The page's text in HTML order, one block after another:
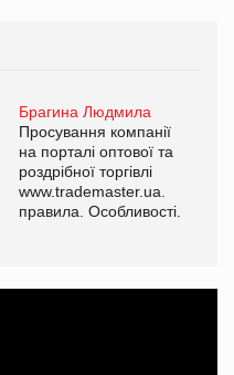
Брагина Людмила
Просування компанії
на порталі оптової та
роздрібної торгівлі
www.trademaster.ua.
правила. Особливості.